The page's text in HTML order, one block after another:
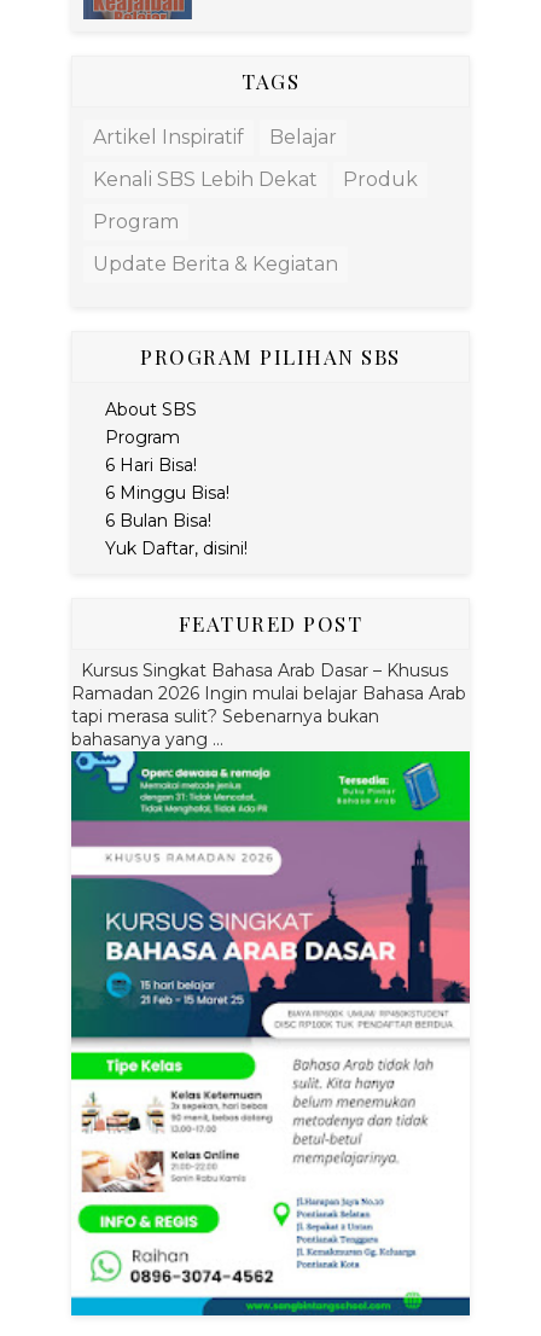
TAGS
Artikel Inspiratif
Belajar
Kenali SBS Lebih Dekat
Produk
Program
Update Berita & Kegiatan
PROGRAM PILIHAN SBS
About SBS
Program
6 Hari Bisa!
6 Minggu Bisa!
6 Bulan Bisa!
Yuk Daftar, disini!
FEATURED POST
Kursus Singkat Bahasa Arab Dasar – Khusus
Ramadan 2026 Ingin mulai belajar Bahasa Arab
tapi merasa sulit? Sebenarnya bukan
bahasanya yang ...